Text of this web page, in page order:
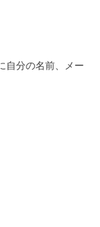
自分の名前、メー